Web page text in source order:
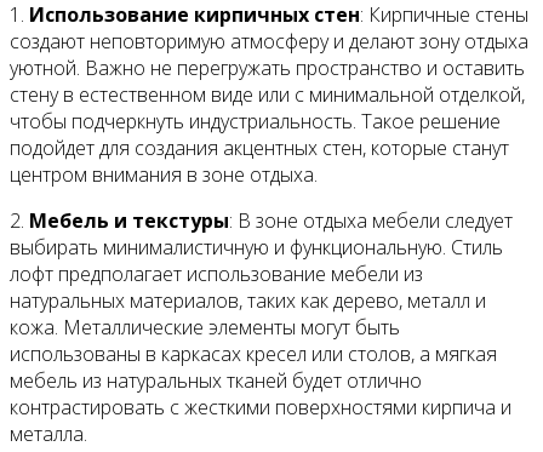
1. Использование кирпичных стен: Кирпичные стены
создают неповторимую атмосферу и делают зону отдыха
уютной. Важно не перегружать пространство и оставить
стену в естественном виде или с минимальной отделкой,
чтобы подчеркнуть индустриальность. Такое решение
подойдет для создания акцентных стен, которые станут
центром внимания в зоне отдыха.
2. Мебель и текстуры: В зоне отдыха мебели следует
выбирать минималистичную и функциональную. Стиль
лофт предполагает использование мебели из
натуральных материалов, таких как дерево, металл и
кожа. Металлические элементы могут быть
использованы в каркасах кресел или столов, а мягкая
мебель из натуральных тканей будет отлично
контрастировать с жесткими поверхностями кирпича и
металла.